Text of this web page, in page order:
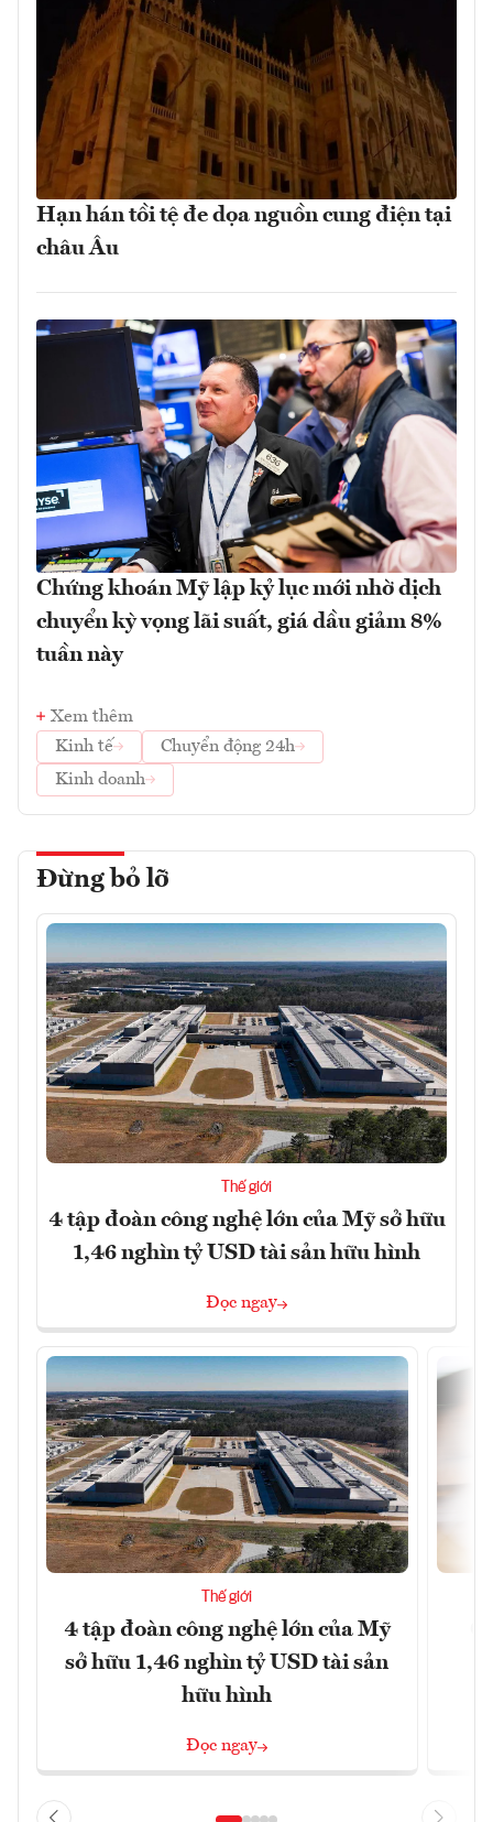
Hạn hán tồi tệ đe dọa nguồn cung điện tại
châu Âu
Chứng khoán Mỹ lập kỷ lục mới nhờ dịch
chuyển kỳ vọng lãi suất, giá dầu giảm 8%
tuần này
Xem thêm
Kinh tế
Chuyển động 24h
Kinh doanh
Đừng bỏ lỡ
Thế giới
4 tập đoàn công nghệ lớn của Mỹ sở hữu
1,46 nghìn tỷ USD tài sản hữu hình
Đọc ngay
Thế giới
4 tập đoàn công nghệ lớn của Mỹ
sở hữu 1,46 nghìn tỷ USD tài sản
hữu hình
Đọc ngay